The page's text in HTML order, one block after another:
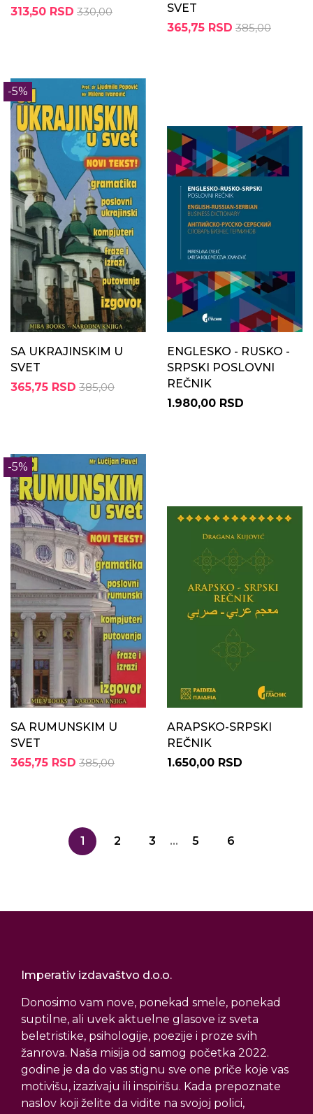
313,50 RSD 330,00
SVET
365,75 RSD 385,00
-5%
SA UKRAJINSKIM U
SVET
365,75 RSD 385,00
ENGLESKO - RUSKO -
SRPSKI POSLOVNI
REČNIK
1.980,00 RSD
-5%
SA RUMUNSKIM U
SVET
365,75 RSD 385,00
ARAPSKO-SRPSKI
REČNIK
1.650,00 RSD
1 2 3 ... 5 6
Imperativ izdavaštvo d.o.o.
Donosimo vam nove, ponekad smele, ponekad
suptilne, ali uvek aktuelne glasove iz sveta
beletristike, psihologije, poezije i proze svih
žanrova. Naša misija od samog početka 2022.
godine je da do vas stignu sve one priče koje vas
motivišu, izazivaju ili inspirišu. Kada prepoznate
naslov koji želite da vidite na svojoj polici,